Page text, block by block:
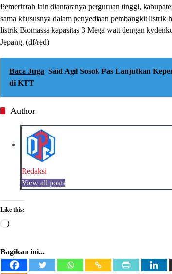
Pemerintah lain diantaranya perguruan tinggi,
sama khususnya dalam penyediaan pembangkit listrik
listrik Biomassa kapasitas 3 Mega watt dengan
Jepang. (df/red)
Baca Juga Said Agil Sosok Pas Lanjutkan
di KTT
Author
Redaksi
View all posts
Like this:
Loading…
Bagikan ini...